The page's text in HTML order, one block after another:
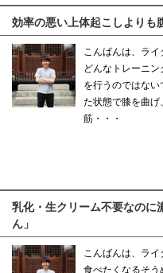
効率の悪い上体起こしよりも
こんばんは、ライ
どんなトレーニン
を行うのではな
た状態で膝を曲
筋・・・
乳化・生クリーム不要なのに
ん」
こんばんは、ラ
食べたくなるそう